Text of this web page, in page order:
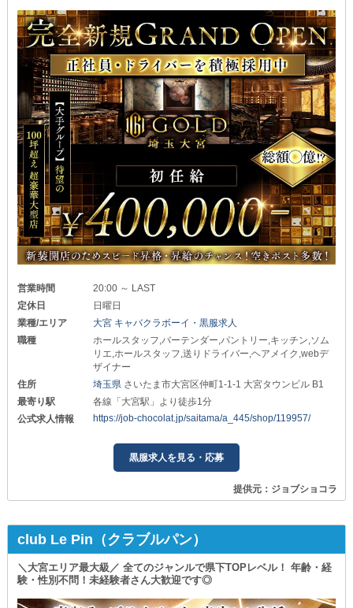
営業時間
20:00 ～ LAST
定休日
日曜日
業種/エリア
大宮 キャバクラボーイ・黒服求人
職種
ホールスタッフ,バーテンダー,パントリー,キッチン,ソム
リエ,ホールスタッフ,送りドライバー,ヘアメイク,webデ
ザイナー
住所
埼玉県 さいたま市大宮区仲町1-1-1 大宮タウンビル B1
最寄り駅
各線「大宮駅」より徒歩1分
公式求人情報
https://job-chocolat.jp/saitama/a_445/shop/119957/
黒服求人を見る・応募
提供元：ジョブショコラ
club Le Pin（クラブルパン）
＼大宮エリア最大級／ 全てのジャンルで県下TOPレベル！ 年齢・経
験・性別不問！未経験者さん大歓迎です◎